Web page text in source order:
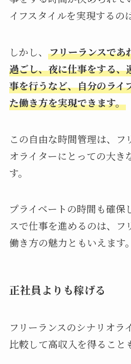
イフスタイルを実現するの
しかし、 フリーランスであ
過ごし、夜に仕事をする、
事を行うなど、自分のライ
た働き方を実現できます。
この自由な時間管理は、フ
オライターにとっての大き
す。
プライベートの時間も確保
スで仕事を進めるのは、フ
働き方の魅力ともいえます。
正社員よりも稼げる
フリーランスのシナリオラ
比較して高収入を得ること